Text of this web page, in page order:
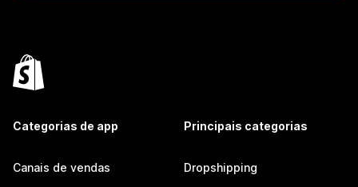
Categorias de app
Canais de vendas
Principais categorias
Dropshipping